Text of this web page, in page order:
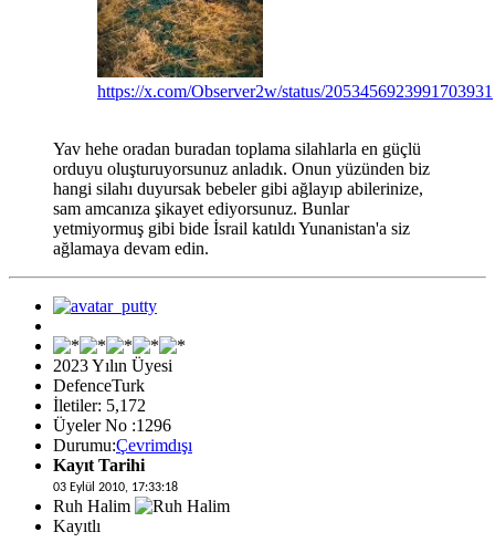
https://x.com/Observer2w/status/2053456923991703931
Yav hehe oradan buradan toplama silahlarla en güçlü
orduyu oluşturuyorsunuz anladık. Onun yüzünden biz
hangi silahı duyursak bebeler gibi ağlayıp abilerinize,
sam amcanıza şikayet ediyorsunuz. Bunlar
yetmiyormuş gibi bide İsrail katıldı Yunanistan'a siz
ağlamaya devam edin.
2023 Yılın Üyesi
DefenceTurk
İletiler: 5,172
Üyeler No :1296
Durumu:Çevrimdışı
Kayıt Tarihi
03 Eylül 2010, 17:33:18
Ruh Halim
Kayıtlı